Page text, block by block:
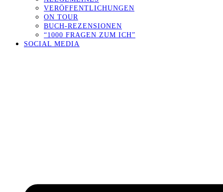
VERÖFFENTLICHUNGEN
ON TOUR
BUCH-REZENSIONEN
“1000 FRAGEN ZUM ICH”
SOCIAL MEDIA